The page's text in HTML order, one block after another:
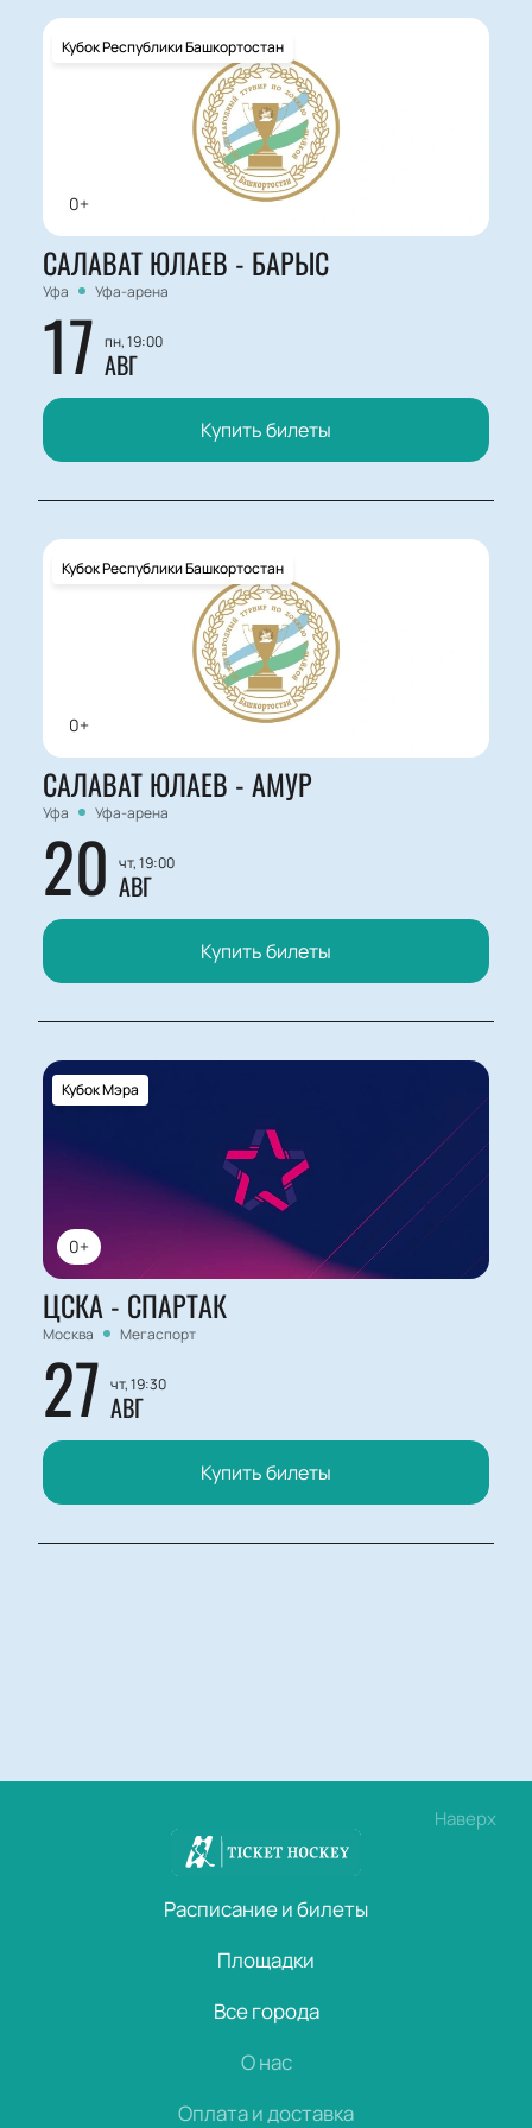
0+
Кубок Республики Башкортостан
САЛАВАТ ЮЛАЕВ - БАРЫС
Уфа Уфа-арена
17 пн, 19:00
АВГ
Купить билеты
0+
Кубок Республики Башкортостан
САЛАВАТ ЮЛАЕВ - АМУР
Уфа Уфа-арена
20 чт, 19:00
АВГ
Купить билеты
0+
Кубок Мэра
ЦСКА - СПАРТАК
Москва Мегаспорт
27 чт, 19:30
АВГ
Купить билеты
Наверх
Расписание и билеты
Площадки
Все города
О нас
Оплата и доставка